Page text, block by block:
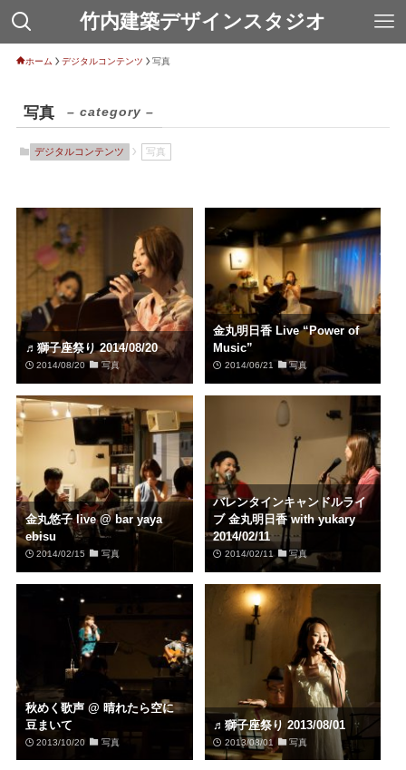
竹内建築デザインスタジオ
ホーム デジタルコンテンツ 写真
写真 – category –
デジタルコンテンツ 写真
♬獅子座祭り 2014/08/20
2014/08/20 写真
金丸明日香 Live “Power of
Music”
2014/06/21 写真
金丸悠子 live @ bar yaya
ebisu
2014/02/15 写真
バレンタインキャンドルライ
ブ 金丸明日香 with yukary
2014/02/11
2014/02/11 写真
秋めく歌声 @ 晴れたら空に
豆まいて
2013/10/20 写真
♬獅子座祭り 2013/08/01
2013/08/01 写真